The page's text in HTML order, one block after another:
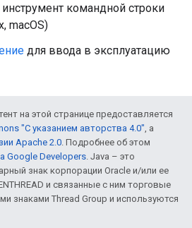
командной строки
macOS)
для ввода в эксплуатацию
на этой странице предоставляется
"С указанием авторства 4.0", а
Apache 2.0. Подробнее об этом
Google Developers. Java – это
знак корпорации Oracle и/или ее
и связанные с ним торговые
знаками Thread Group и используются